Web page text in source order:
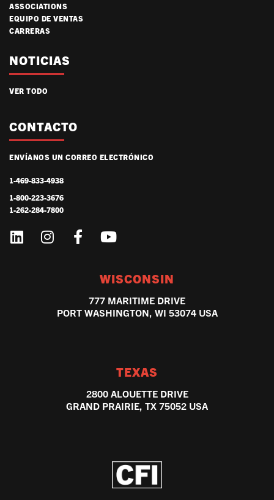
ASSOCIATIONS
EQUIPO DE VENTAS
CARRERAS
NOTICIAS
VER TODO
CONTACTO
ENVÍANOS UN CORREO ELECTRÓNICO
1-469-833-4938
1-800-223-3676
1-262-284-7800
WISCONSIN
777 MARITIME DRIVE
PORT WASHINGTON, WI 53074 USA
TEXAS
2800 ALOUETTE DRIVE
GRAND PRAIRIE, TX 75052 USA